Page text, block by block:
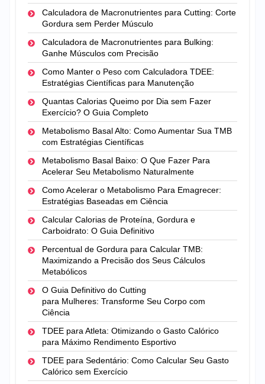
Calculadora de Macronutrientes para Cutting: Corte
Gordura sem Perder Músculo
Calculadora de Macronutrientes para Bulking:
Ganhe Músculos com Precisão
Como Manter o Peso com Calculadora TDEE:
Estratégias Científicas para Manutenção
Quantas Calorias Queimo por Dia sem Fazer
Exercício? O Guia Completo
Metabolismo Basal Alto: Como Aumentar Sua TMB
com Estratégias Científicas
Metabolismo Basal Baixo: O Que Fazer Para
Acelerar Seu Metabolismo Naturalmente
Como Acelerar o Metabolismo Para Emagrecer:
Estratégias Baseadas em Ciência
Calcular Calorias de Proteína, Gordura e
Carboidrato: O Guia Definitivo
Percentual de Gordura para Calcular TMB:
Maximizando a Precisão dos Seus Cálculos
Metabólicos
O Guia Definitivo do Cutting
para Mulheres: Transforme Seu Corpo com
Ciência
TDEE para Atleta: Otimizando o Gasto Calórico
para Máximo Rendimento Esportivo
TDEE para Sedentário: Como Calcular Seu Gasto
Calórico sem Exercício